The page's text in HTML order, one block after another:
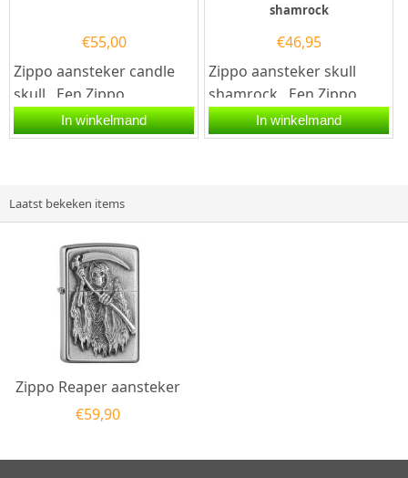
€55,00
Zippo aansteker candle
skull . Een Zippo
aansteker is een
kwalitatief...
In winkelmand
shamrock
€46,95
Zippo aansteker skull
shamrock . Een Zippo
aansteker is een
kwalitatief
In winkelmand
Laatst bekeken items
Zippo Reaper aansteker
€59,90